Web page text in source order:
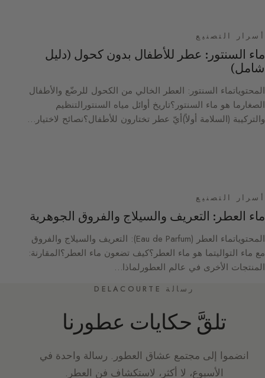
أسرار التصنيع
ماء السنتور: عطر للأطفال بدون كحول (دليل
شامل)
المحتوياتماء السنتور: العطر الخالي من الكحول للرضّع والأطفال
الصغارما هو ماء السنتور؟تاريخ أوائل مياه السنتورالتنظيم
والتركيبة (السلامة أولاً)أيّ عطر تختارون للأطفال؟نصائح لاختيار…
أسرار التصنيع
ماء العطر: التعريف والسيلاج والفروق الجوهرية
المحتوياتماء العطر (Eau de Parfum): التعريف والسيلاج والفروق
مع ماء التواليتما هو ماء العطر؟كيف تضعون ماء العطر؟المقارنة:
المنتجات الأخرى في عالم العطورلماذا…
رسالة DELACOURTE
تلقَّ حكايات عطورنا
انضموا إلى مجتمع عشاق العطور. رسالة واحدة في
الأسبوع، لا أكثر، لاستكشاف فن العطر.